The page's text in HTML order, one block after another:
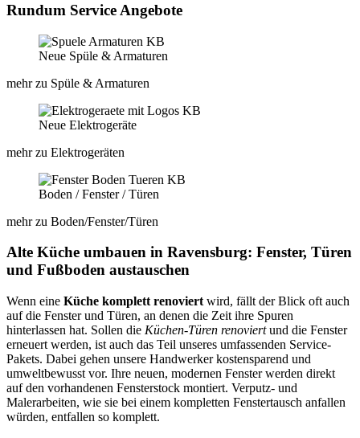
Rundum Service Angebote
Neue Spüle & Armaturen
mehr zu Spüle & Armaturen
Neue Elektrogeräte
mehr zu Elektrogeräten
Boden / Fenster / Türen​
mehr zu Boden/Fenster/Türen​
Alte Küche umbauen in Ravensburg: Fenster, Türen
und Fußboden austauschen
Wenn eine Küche komplett renoviert wird, fällt der Blick oft auch
auf die Fenster und Türen, an denen die Zeit ihre Spuren
hinterlassen hat. Sollen die Küchen-Türen renoviertund die Fenster
erneuert werden, ist auch das Teil unseres umfassenden Service-
Pakets. Dabei gehen unsere Handwerker kostensparend und
umweltbewusst vor. Ihre neuen, modernen Fenster werden direkt
auf den vorhandenen Fensterstock montiert. Verputz- und
Malerarbeiten, wie sie bei einem kompletten Fenstertausch anfallen
würden, entfallen so komplett.